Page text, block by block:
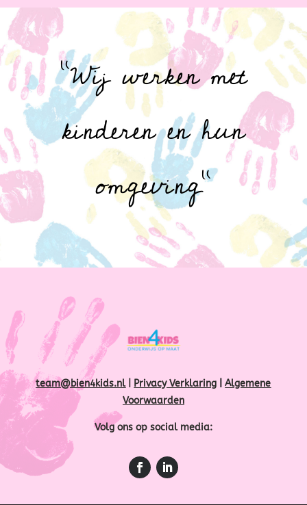
“Wij werken met
kinderen en hun
omgeving”
team@bien4kids.nl| Privacy Verklaring |Algemene
Voorwaarden
Volg ons op social media: